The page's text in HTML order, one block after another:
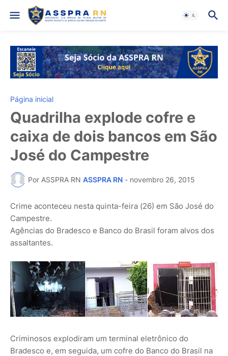
Página inicial
Quadrilha explode cofre e
caixa de dois bancos em São
José do Campestre
Por ASSPRA RN ASSPRA RN - novembro 26, 2015
Crime aconteceu nesta quinta-feira (26) em São José do
Campestre.
Agências do Bradesco e Banco do Brasil foram alvos dos
assaltantes.
Criminosos explodiram um terminal eletrônico do
Bradesco e, em seguida, um cofre do Banco do Brasil na